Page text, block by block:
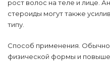
рост волос на теле и лице.
стероиды могут также
типу.
Способ применения. Обычно
физической формы и